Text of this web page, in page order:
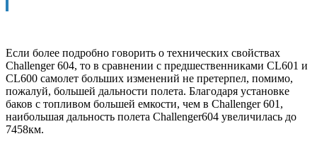
Если более подробно говорить о технических свойствах
Challenger 604, то в сравнении с предшественниками CL601 и
CL600 самолет больших изменений не претерпел, помимо,
пожалуй, большей дальности полета. Благодаря установке
баков с топливом большей емкости, чем в Challenger 601,
наибольшая дальность полета Challenger604 увеличилась до
7458км.